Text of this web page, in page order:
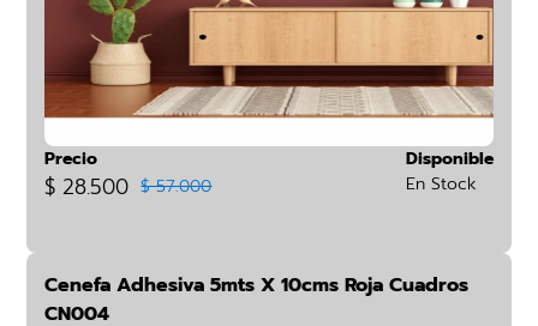
Precio
$ 28.500 $ 57.000
Disponible
En Stock
Cenefa Adhesiva 5mts X 10cms Roja Cuadros
CN004